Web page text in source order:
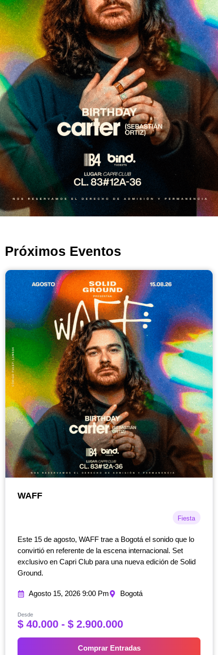
Próximos Eventos
WAFF
Fiesta
Este 15 de agosto, WAFF trae a Bogotá el sonido que lo
convirtió en referente de la escena internacional. Set
exclusivo en Capri Club para una nueva edición de Solid
Ground.
Agosto 15, 2026 9:00 Pm Bogotá
Desde
$40.000 - $2.900.000R
n
Comprar Entradas